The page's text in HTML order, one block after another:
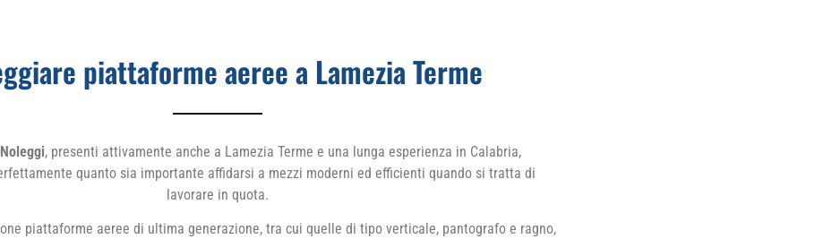
piattaforme aeree a Lamezia Terme
, presenti attivamente anche a Lamezia Terme e una lunga esperienza in Calabria,
quanto sia importante affidarsi a mezzi moderni ed efficienti quando si tratta di
lavorare in quota.
piattaforme aeree di ultima generazione, tra cui quelle di tipo verticale, pantografo e ragno,